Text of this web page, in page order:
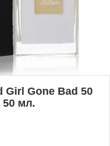
Girl Gone Bad 50
50 мл.